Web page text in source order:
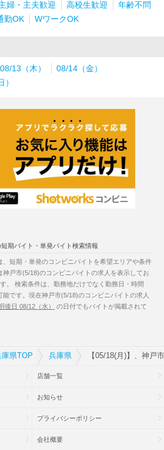
婦・主夫歓迎 高校生歓迎
年齢不問
勤OK WワークOK
08/13（木）
08/14（金）
）
期バイト・単発バイト検索情報
、短期・単発のコンビニバイトを希望エリアや条件
戸市(5/18)のコンビニバイトの求人を表示してお
。 検索条件は、勤務地だけでなく勤務日・時間
です。現在神戸市(5/18)のコンビニバイトの求人
後日 08/12（水）
の日付でもバイトが掲載されて
庫県TOP 兵庫県 【05/18(月)】、神戸
店舗一覧
お知らせ
プライバシーポリシー
会社概要